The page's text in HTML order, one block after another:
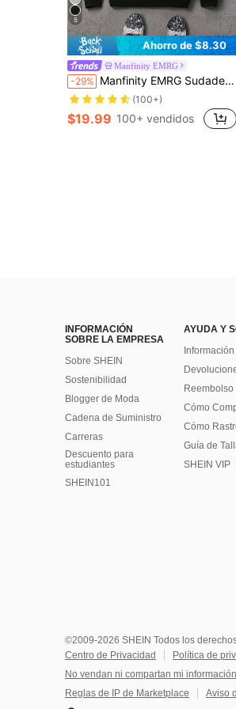
5
Ahorro de $8.30
Manfinity EMRG
-29% Manfinity EMRG Sudadera con capucha casual para hombre con estampado de letras, sudadera con capucha con estampado de flores negras de otoño/invierno, top de manga larga
(100+)
$19.99 100+ vendidos
INFORMACIÓN
SOBRE LA EMPRESA
Sobre SHEIN
Sostenibilidad
Blogger de Moda
Cadena de Suministro
Carreras
Descuento para
estudiantes
SHEIN101
AYUDA Y
Reembolso
Cómo
Cómo
Guía de
SHEIN VIP
©2009-2026 SHEIN Todos los
Centro de Privacidad
Política de
No vendan ni compartan mi
Reglas de IP de Marketplace
Aviso